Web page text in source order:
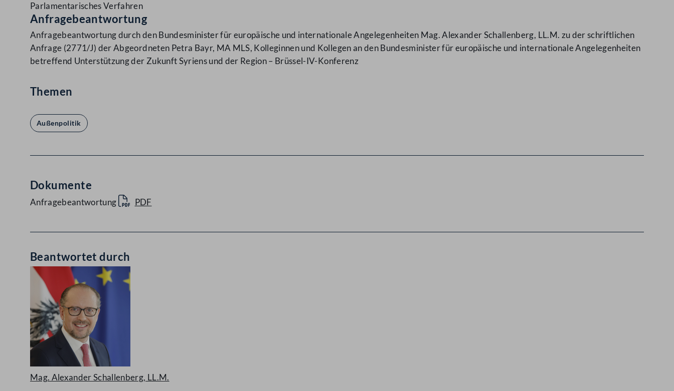
Parlamentarisches Verfahren
Anfragebeantwortung
Anfragebeantwortung durch den Bundesminister für europäische und internationale Angelegenheiten Mag. Alexander Schallenberg, LL.M. zu der schriftlichen
Anfrage (2771/J) der Abgeordneten Petra Bayr, MA MLS, Kolleginnen und Kollegen an den Bundesminister für europäische und internationale Angelegenheiten
betreffend Unterstützung der Zukunft Syriens und der Region – Brüssel-IV-Konferenz
Themen
Außenpolitik
Dokumente
Anfragebeantwortung PDF
Beantwortet durch
Mag. Alexander Schallenberg, LL.M.